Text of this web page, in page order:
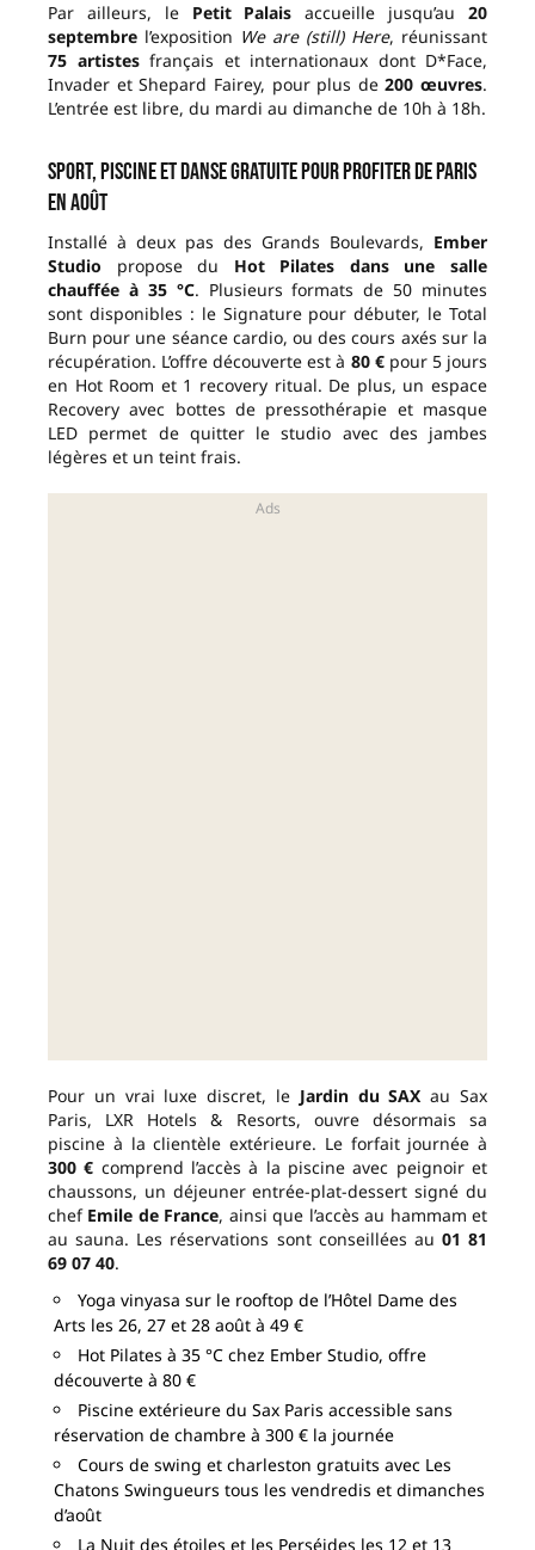
Par ailleurs, le Petit Palais accueille jusqu’au20
septembre l’exposition We are (still) Here, réunissant
75 artistesfrançais et internationaux dont D*Face,
Invader et Shepard Fairey, pour plus de200 œuvres.
L’entrée est libre, du mardi au dimanche de 10h à 18h.
Sport, piscine et danse gratuite pour profiter de Paris
en août
Installé à deux pas des Grands Boulevards, Ember
Studio propose du Hot Pilates dans une salle
chauffée à 35 °C. Plusieurs formats de 50 minutes
sont disponibles : le Signature pour débuter, le Total
Burn pour une séance cardio, ou des cours axés sur la
récupération. L’offre découverte est à 80 €pour 5 jours
en Hot Room et 1 recovery ritual. De plus, un espace
Recovery avec bottes de pressothérapie et masque
LED permet de quitter le studio avec des jambes
légères et un teint frais.
Pour un vrai luxe discret, le Jardin du SAX au Sax
Paris, LXR Hotels & Resorts, ouvre désormais sa
piscine à la clientèle extérieure. Le forfait journée à
300 € comprend l’accès à la piscine avec peignoir et
chaussons, un déjeuner entrée-plat-dessert signé du
chef Emile de France, ainsi que l’accès au hammam et
au sauna. Les réservations sont conseillées au 01 81
69 07 40.
Yoga vinyasa sur le rooftop de l’Hôtel Dame des
Arts les 26, 27 et 28 août à 49 €
Hot Pilates à 35 °C chez Ember Studio, offre
découverte à 80 €
Piscine extérieure du Sax Paris accessible sans
réservation de chambre à 300 € la journée
Cours de swing et charleston gratuits avec Les
Chatons Swingueurs tous les vendredis et dimanches
d’août
La Nuit des étoiles et les Perséides les 12 et 13